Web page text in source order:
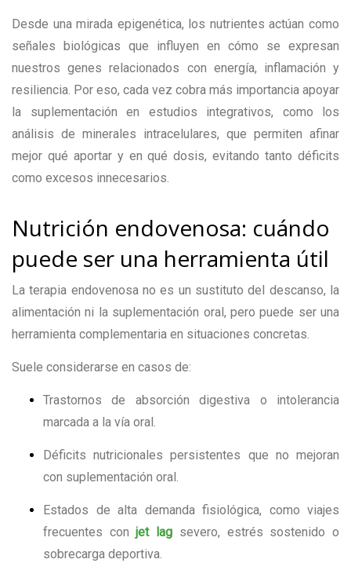
Desde una mirada epigenética, los nutrientes actúan como
señales biológicas que influyen en cómo se expresan
nuestros genes relacionados con energía, inflamación y
resiliencia. Por eso, cada vez cobra más importancia apoyar
la suplementación en estudios integrativos, como los
análisis de minerales intracelulares, que permiten afinar
mejor qué aportar y en qué dosis, evitando tanto déficits
como excesos innecesarios.
Nutrición endovenosa: cuándo
puede ser una herramienta útil
La terapia endovenosa no es un sustituto del descanso, la
alimentación ni la suplementación oral, pero puede ser una
herramienta complementaria en situaciones concretas.
Suele considerarse en casos de:
Trastornos de absorción digestiva o intolerancia
marcada a la vía oral.
Déficits nutricionales persistentes que no mejoran
con suplementación oral.
Estados de alta demanda fisiológica, como viajes
frecuentes conjet lag severo, estrés sostenido o
sobrecarga deportiva.